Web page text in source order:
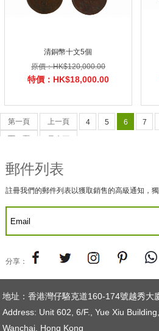
清銅幣十文5個
原價：HK$120,000.00
特價：HK$18,000.00
第一頁 上一頁 4 5 6 7
下一頁
郵件列表
註冊我們的郵件列表以獲取銷售的高級通知，獨
分享：
地址：香港灣仔駱克道160-174號越秀大
Address: Unit 602, 6/F., Yue Xiu
Wanchai, Hong Kong